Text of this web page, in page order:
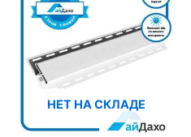
НЕТ НА СКЛАДЕ